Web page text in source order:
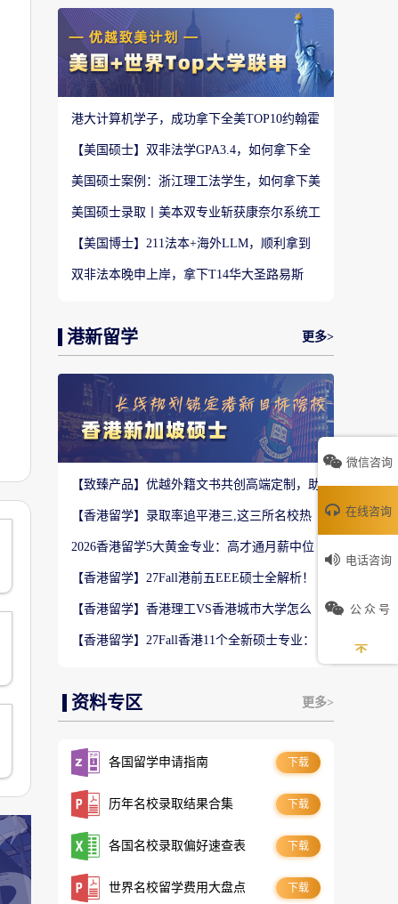
港大计算机学子，成功拿下全美TOP10约翰霍
【美国硕士】双非法学GPA3.4，如何拿下全
美国硕士案例：浙江理工法学生，如何拿下美
美国硕士录取丨美本双专业斩获康奈尔系统工
【美国博士】211法本+海外LLM，顺利拿到
双非法本晚申上岸，拿下T14华大圣路易斯
港新留学 更多>
【致臻产品】优越外籍文书共创高端定制，助
【香港留学】录取率追平港三,这三所名校热
2026香港留学5大黄金专业：高才通月薪中位
【香港留学】27Fall港前五EEE硕士全解析！
【香港留学】香港理工VS香港城市大学怎么
【香港留学】27Fall香港11个全新硕士专业：
资料专区 更多>
各国留学申请指南 下载
历年名校录取结果合集 下载
各国名校录取偏好速查表 下载
世界名校留学费用大盘点 下载
微信咨询
在线咨询
电话咨询
公 众 号